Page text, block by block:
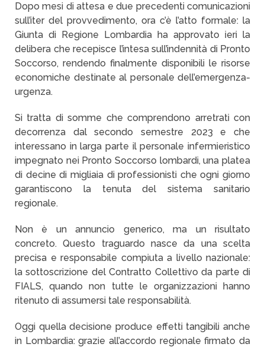
Dopo mesi di attesa e due precedenti comunicazioni
sull’iter del provvedimento, ora c’è l’atto formale: la
Giunta di Regione Lombardia ha approvato ieri la
delibera che recepisce l’intesa sull’indennità di Pronto
Soccorso, rendendo finalmente disponibili le risorse
economiche destinate al personale dell’emergenza-
urgenza.
Si tratta di somme che comprendono arretrati con
decorrenza dal secondo semestre 2023 e che
interessano in larga parte il personale infermieristico
impegnato nei Pronto Soccorso lombardi, una platea
di decine di migliaia di professionisti che ogni giorno
garantiscono la tenuta del sistema sanitario
regionale.
Non è un annuncio generico, ma un risultato
concreto. Questo traguardo nasce da una scelta
precisa e responsabile compiuta a livello nazionale:
la sottoscrizione del Contratto Collettivo da parte di
FIALS, quando non tutte le organizzazioni hanno
ritenuto di assumersi tale responsabilità.
Oggi quella decisione produce effetti tangibili anche
in Lombardia: grazie all’accordo regionale firmato da